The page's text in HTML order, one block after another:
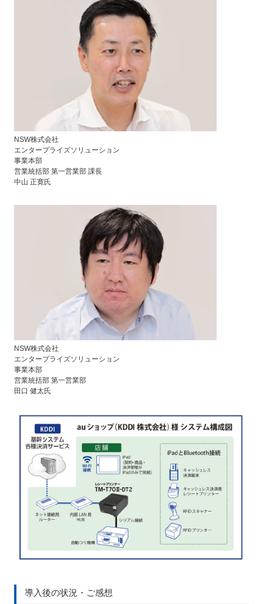
NSW株式会社
エンタープライズソリューション
事業本部
営業統括部 第一営業部 課長
中山 正寛氏
NSW株式会社
エンタープライズソリューション
事業本部
営業統括部 第一営業部
田口 健太氏
導入後の状況・ご感想